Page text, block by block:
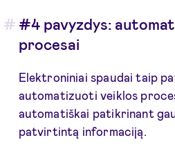
#4 pavyzdys:
procesai
Elektroniniai spaudai taip
automatizuoti veiklos
automatiškai patikrinant
patvirtintą informaciją.